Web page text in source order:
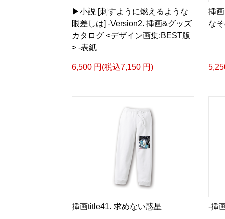
▶︎小説 [刺すように燃えるような
眼差しは] -Version2. 挿画&グッズ
カタログ <デザイン画集:BEST版
> -表紙
6,500 円(税込7,150 円)
挿
な
挿画title41. 求めない惑星 -挿